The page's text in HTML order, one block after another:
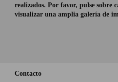
realizados. Por favor, pulse sobre
visualizar una amplia galería de
Contacto